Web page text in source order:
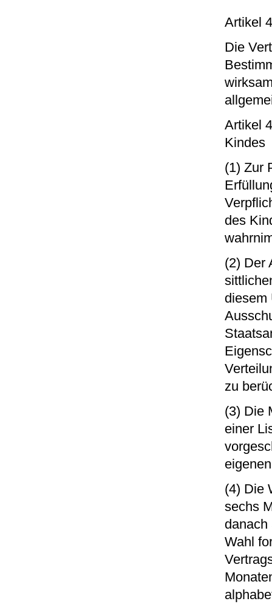
Artikel
Die
Artikel
Kindes
(1) Zur
des
(2) Der
diesem
zu
(3) Die
einer
(4) Die
sechs
danach
Wahl